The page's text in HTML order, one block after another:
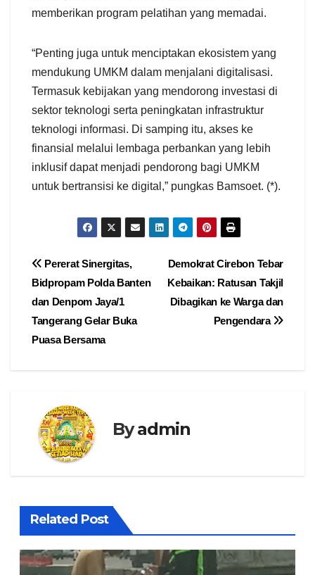
memberikan program pelatihan yang memadai.
“Penting juga untuk menciptakan ekosistem yang
mendukung UMKM dalam menjalani digitalisasi.
Termasuk kebijakan yang mendorong investasi di
sektor teknologi serta peningkatan infrastruktur
teknologi informasi. Di samping itu, akses ke
finansial melalui lembaga perbankan yang lebih
inklusif dapat menjadi pendorong bagi UMKM
untuk bertransisi ke digital,” pungkas Bamsoet. (*).
Navigasi
pos
Demokrat Cirebon Tebar
Kebaikan: Ratusan Takjil
Dibagikan ke Warga dan
Pengendara
Pererat Sinergitas,
Bidpropam Polda Banten
dan Denpom Jaya/1
Tangerang Gelar Buka
Puasa Bersama
Byadmin
Related Post